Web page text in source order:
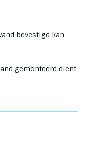
bevestigd kan
gemonteerd dient